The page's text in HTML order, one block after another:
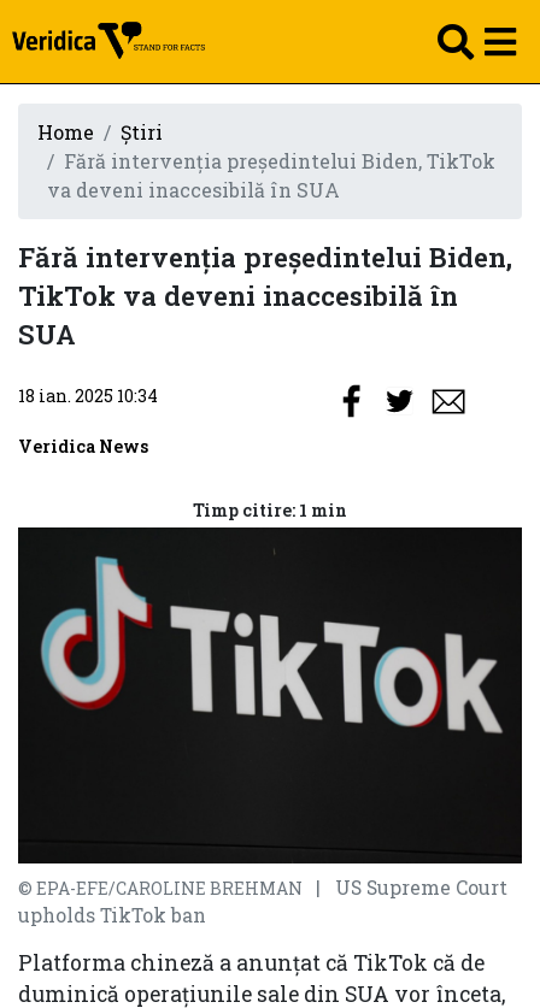
Home
Știri
Fără intervenția președintelui Biden, TikTok
va deveni inaccesibilă în SUA
Fără intervenția președintelui Biden,
TikTok va deveni inaccesibilă în
SUA
© EPA-EFE/CAROLINE BREHMAN
| US Supreme Court
upholds TikTok ban
Platforma chineză a anunțat că TikTok că de
duminică operațiunile sale din SUA vor înceta,
18 ian. 2025 10:34
Veridica News
Timp citire: 1 min